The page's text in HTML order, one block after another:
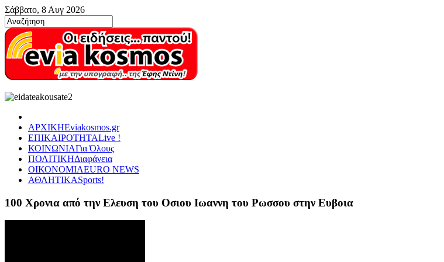
Σάββατο, 8 Αυγ 2026
ΑΡΧΙΚΗEviakosmos.gr
ΕΠΙΚΑΙΡΟΤΗΤΑLive !
ΚΟΙΝΩΝΙΑΓια Όλους
ΠΟΛΙΤΙΚΗΔιαφάνεια
ΟΙΚΟΝΟΜΙΑEURO NEWS
ΑΘΛΗΤΙΚΑSports!
100 Χρονια από την Ελευση του Οσιου Ιωαννη του Ρωσσου στην Ευβοια